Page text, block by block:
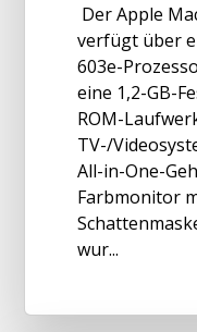
Der Apple
verfügt über
603e-
eine 1,2-GB-
ROM-
TV-/
All-in-One-
Farbmonitor
wur...